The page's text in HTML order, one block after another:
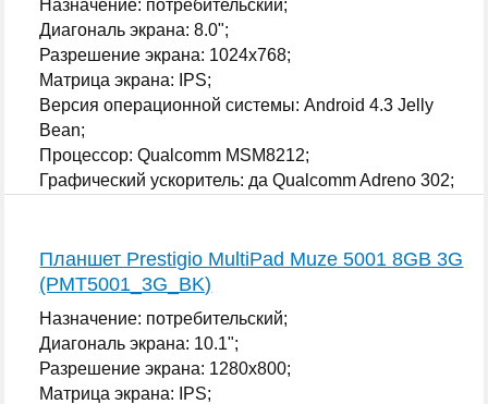
Назначение: потребительский;
Диагональ экрана: 8.0";
Разрешение экрана: 1024x768;
Матрица экрана: IPS;
Версия операционной системы: Android 4.3 Jelly
Bean;
Процессор: Qualcomm MSM8212;
Графический ускоритель: да Qualcomm Adreno 302;
Планшет Prestigio MultiPad Muze 5001 8GB 3G
(PMT5001_3G_BK)
Назначение: потребительский;
Диагональ экрана: 10.1";
Разрешение экрана: 1280x800;
Матрица экрана: IPS;